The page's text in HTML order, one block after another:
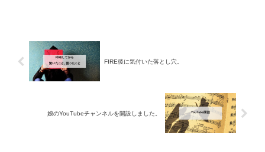
FIRE後に気付いた落とし穴。
娘のYouTubeチャンネルを開設しました。